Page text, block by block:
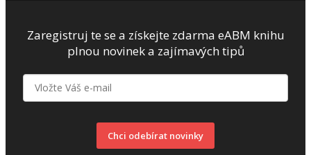
Zaregistruj te se a získejte zdarma eABM knihu
plnou novinek a zajímavých tipů
Chci odebírat novinky